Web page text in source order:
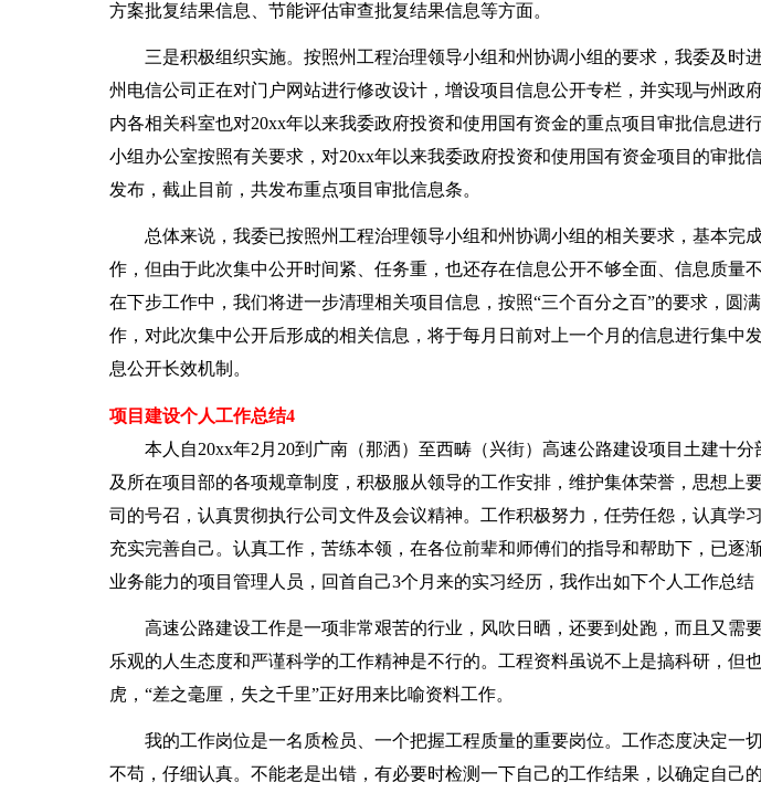
方案批复结果信息、节能评估审查批复结果信息等方面。
三是积极组织实施。按照州工程治理领导小组和州协调小组的要求，我委及时
州电信公司正在对门户网站进行修改设计，增设项目信息公开专栏，并实现与州政
内各相关科室也对20xx年以来我委政府投资和使用国有资金的重点项目审批信息进
小组办公室按照有关要求，对20xx年以来我委政府投资和使用国有资金项目的审批
发布，截止目前，共发布重点项目审批信息条。
总体来说，我委已按照州工程治理领导小组和州协调小组的相关要求，基本完
作，但由于此次集中公开时间紧、任务重，也还存在信息公开不够全面、信息质量
在下步工作中，我们将进一步清理相关项目信息，按照“三个百分之百”的要求，圆
作，对此次集中公开后形成的相关信息，将于每月日前对上一个月的信息进行集中
息公开长效机制。
项目建设个人工作总结4
本人自20xx年2月20到广南（那洒）至西畴（兴街）高速公路建设项目土建十分
及所在项目部的各项规章制度，积极服从领导的工作安排，维护集体荣誉，思想上
司的号召，认真贯彻执行公司文件及会议精神。工作积极努力，任劳任怨，认真学
充实完善自己。认真工作，苦练本领，在各位前辈和师傅们的指导和帮助下，已逐
业务能力的项目管理人员，回首自己3个月来的实习经历，我作出如下个人工作总结
高速公路建设工作是一项非常艰苦的行业，风吹日晒，还要到处跑，而且又需
乐观的人生态度和严谨科学的工作精神是不行的。工程资料虽说不上是搞科研，但
虎，“差之毫厘，失之千里”正好用来比喻资料工作。
我的工作岗位是一名质检员、一个把握工程质量的重要岗位。工作态度决定一
不苟，仔细认真。不能老是出错，有必要时检测一下自己的工作结果，以确定自己